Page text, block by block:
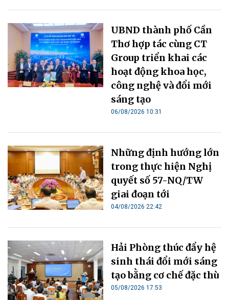
UBND thành phố Cần
Thơ hợp tác cùng CT
Group triển khai các
hoạt động khoa học,
công nghệ và đổi mới
sáng tạo
06/08/2026 10:31
Những định hướng lớn
trong thực hiện Nghị
quyết số 57-NQ/TW
giai đoạn tới
04/08/2026 22:42
Hải Phòng thúc đẩy hệ
sinh thái đổi mới sáng
tạo bằng cơ chế đặc thù
05/08/2026 17:53